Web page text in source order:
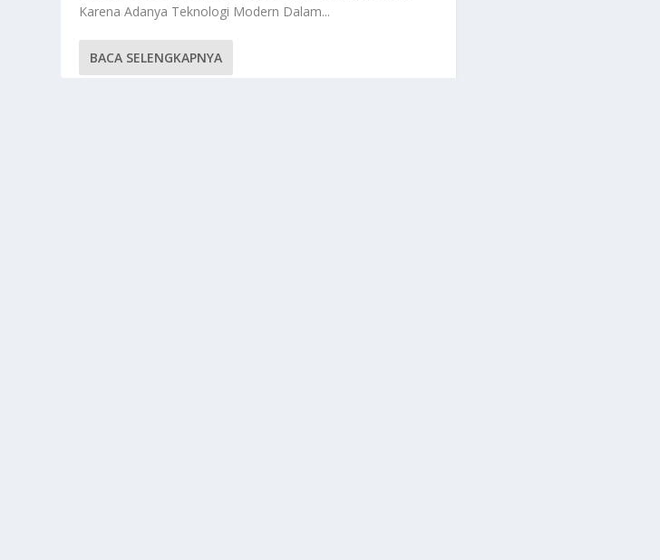
Karena Adanya Teknologi Modern Dalam...
BACA SELENGKAPNYA